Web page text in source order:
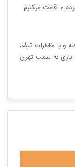
و اقامت میکنیم
و با خاطرات تنگه،
بازی به سمت تهران